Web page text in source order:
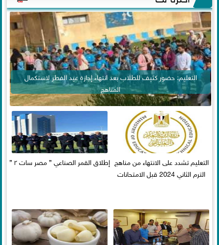
التعليم: حضور كثيف للطلاب بعد انتهاء إجازة عيد الفطر لاستكمال
المناهج
التعليم تشدد على الانتهاء من مناهج
الترم الثاني 2024 قبل الامتحانات
إطلاق القمر الصناعي ” مصر سات ٢ ”